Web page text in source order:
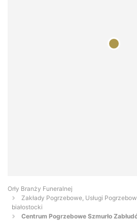
Orły Branży Funeralnej
Zakłady Pogrzebowe, Usługi
białostocki
Centrum Pogrzebowe Szmurło